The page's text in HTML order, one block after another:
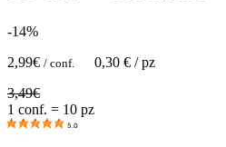
-14%
2,99€ / conf.
3,49€
1 conf. = 10 pz
0,30 € / pz
5.0